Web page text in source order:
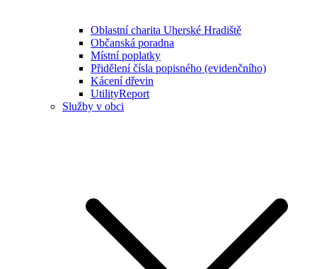
Oblastní charita Uherské Hradiště
Občanská poradna
Místní poplatky
Přidělení čísla popisného (evidenčního)
Kácení dřevin
UtilityReport
Služby v obci